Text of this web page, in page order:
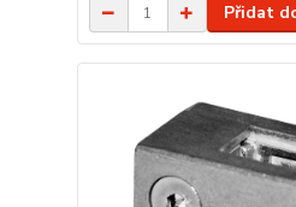
Přidat